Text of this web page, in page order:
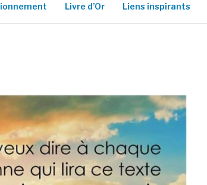
Livre d’Or Liens inspirants